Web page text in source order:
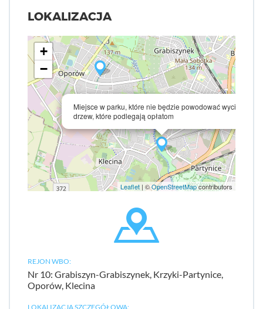
LOKALIZACJA
Miejsce w parku, które nie będzie powodować wycinki
drzew, które podlegają opłatom
+
−
Leaflet | ©OpenStreetMapcontributors
REJON WBO:
Nr 10: Grabiszyn-Grabiszynek, Krzyki-Partynice,
Oporów, Klecina
LOKALIZACJA SZCZEGÓŁOWA: